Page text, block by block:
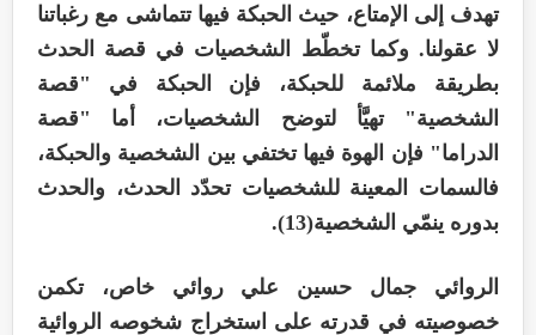
تهدف إلى الإمتاع، حيث الحبكة فيها تتماشى مع رغباتنا
لا عقولنا. وكما تخطّط الشخصيات في قصة الحدث
بطريقة ملائمة للحبكة، فإن الحبكة في "قصة
الشخصية" تهيَّأ لتوضح الشخصيات، أما "قصة
الدراما" فإن الهوة فيها تختفي بين الشخصية والحبكة،
فالسمات المعينة للشخصيات تحدّد الحدث، والحدث
بدوره ينمّي الشخصية(13).
الروائي جمال حسين علي روائي خاص، تكمن
خصوصيته في قدرته على استخراج شخوصه الروائية